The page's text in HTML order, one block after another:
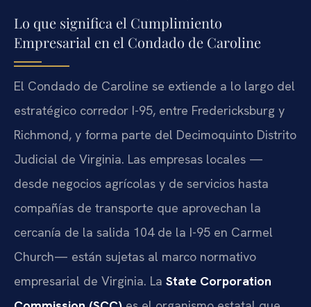
Lo que significa el Cumplimiento
Empresarial en el Condado de Caroline
El Condado de Caroline se extiende a lo largo del
estratégico corredor I-95, entre Fredericksburg y
Richmond, y forma parte del Decimoquinto Distrito
Judicial de Virginia. Las empresas locales —
desde negocios agrícolas y de servicios hasta
compañías de transporte que aprovechan la
cercanía de la salida 104 de la I-95 en Carmel
Church— están sujetas al marco normativo
empresarial de Virginia. La State Corporation